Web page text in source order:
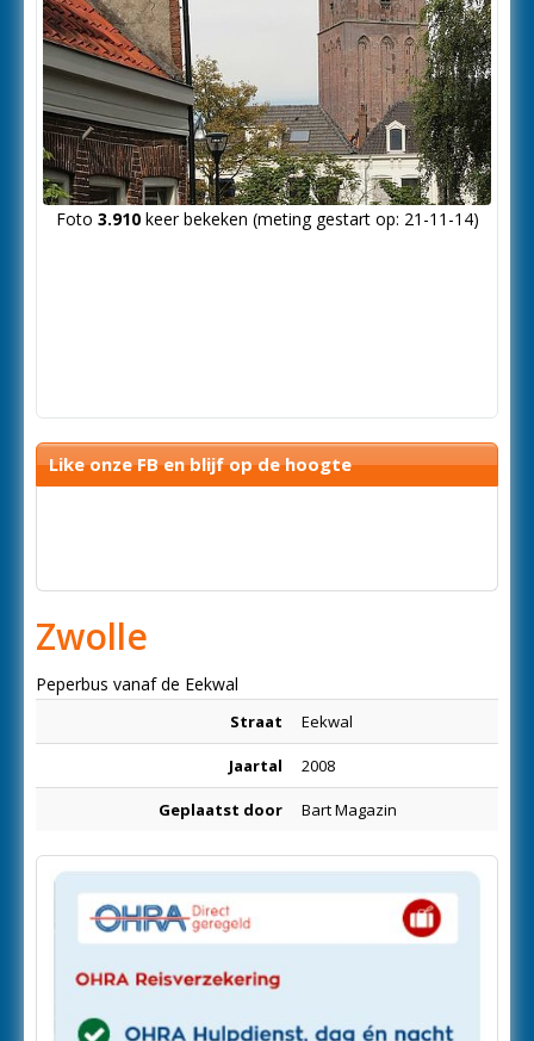
Foto 3.910keer bekeken (meting gestart op: 21-11-14)
Like onze FB en blijf op de hoogte
Zwolle
Peperbus vanaf de Eekwal
Straat Eekwal
Jaartal 2008
Geplaatst door Bart Magazin